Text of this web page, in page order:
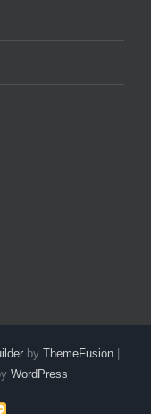
by ThemeFusion|
WordPress